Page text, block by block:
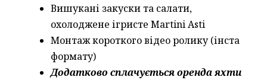
Вишукані закуски та салати,
охолоджене ігристе Martini Asti
Монтаж короткого відео ролику (інста
формату)
Додатково сплачується оренда яхти